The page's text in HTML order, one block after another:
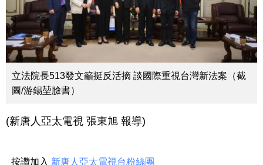
立法院長513發文籲挺反活摘 談國際重視台灣新法案（截
圖/游錫堃臉書）
(新唐人亞太電視 張東旭 報導)
按讚加入 新唐人亞太電視台粉絲團